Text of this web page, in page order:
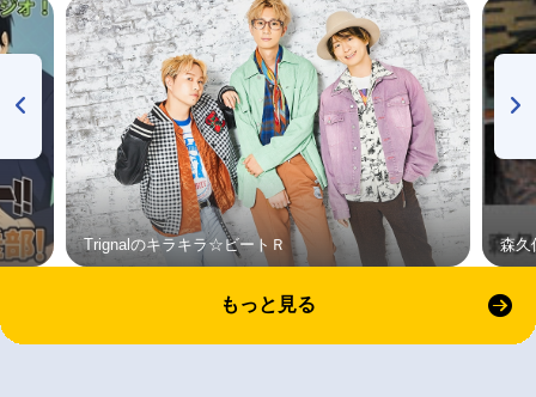
Trignalのキラキラ☆ビートＲ 森久
もっと見る